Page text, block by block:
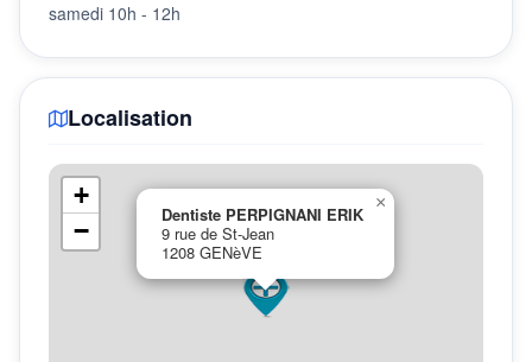
samedi 10h - 12h
Localisation
Dentiste PERPIGNANI ERIK
9 rue de St-Jean
1208 GENèVE
×
+
−